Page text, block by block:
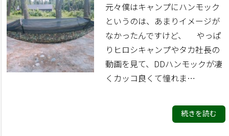
元々僕はキャンプにハンモック
というのは、あまりイメージが
なかったんですけど、 やっぱ
りヒロシキャンプやタカ社長の
動画を見て、DDハンモックが凄
くカッコ良くて憧れま…
続きを読む